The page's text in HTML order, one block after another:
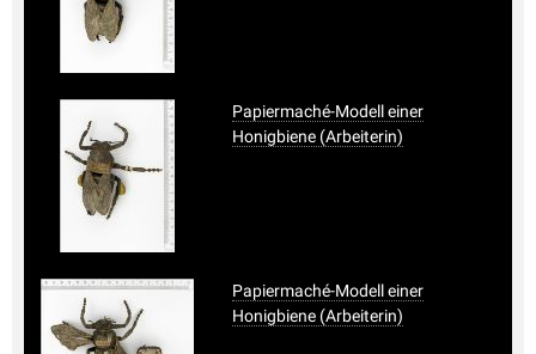
Papiermaché-Modell einer
Honigbiene (Arbeiterin)
Papiermaché-Modell einer
Honigbiene (Arbeiterin)